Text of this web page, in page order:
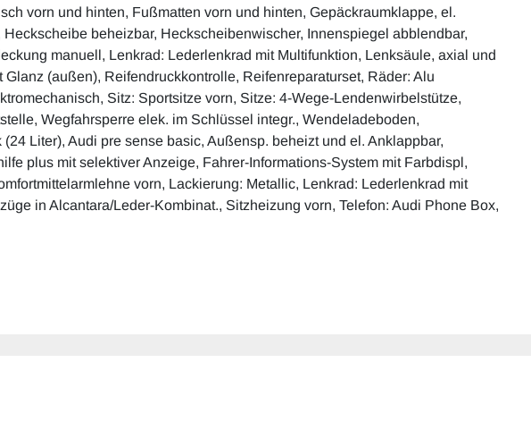
vorn und hinten, Fußmatten vorn und hinten, Gepäckraumklappe, el.
beheizbar, Heckscheibenwischer, Innenspiegel abblendbar,
manuell, Lenkrad: Lederlenkrad mit Multifunktion, Lenksäule, axial und
(außen), Reifendruckkontrolle, Reifenreparaturset, Räder: Alu
Sitz: Sportsitze vorn, Sitze: 4-Wege-Lendenwirbelstütze,
Wegfahrsperre elek. im Schlüssel integr., Wendeladeboden,
Liter), Audi pre sense basic, Außensp. beheizt und el. Anklappbar,
plus mit selektiver Anzeige, Fahrer-Informations-System mit Farbdispl,
vorn, Lackierung: Metallic, Lenkrad: Lederlenkrad mit
in Alcantara/Leder-Kombinat., Sitzheizung vorn, Telefon: Audi Phone Box,